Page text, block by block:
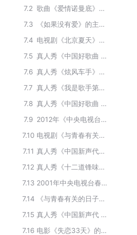
7.2
歌曲《爱情诺曼底》的创作人员
7.3
《如果没有爱》的主要演员
7.4
电视剧《北京夏天》主要演员
7.5
真人秀《中国好歌曲 第二季》主要演员
7.6
真人秀《炫风车手》主要演员
7.7
真人秀《我是歌手第二季》的参演人员
7.8
真人秀《中国好歌曲 第一季》的主要嘉宾
7.9
2012年《中央电视台春节联欢晚会》主要演员
7.10
电视剧《与青春有关的日子》主要演员
7.11
真人秀《中国新声代第一季》的主要参演人员
7.12
真人秀《十二道锋味2》出演明星
7.13
2001年中央电视台春节联欢晚会的主要演员
7.14
《与青春有关的日子》的主要演员
7.15
真人秀《中国新声代 第一季》主要演员
7.16
电影《失恋33天》的主要演员